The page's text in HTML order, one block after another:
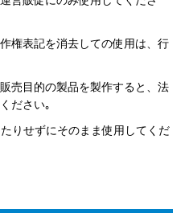
権表記を消去しての使用は、行
売目的の製品を製作すると、法
ださい｡
りせずにそのまま使用してくだ